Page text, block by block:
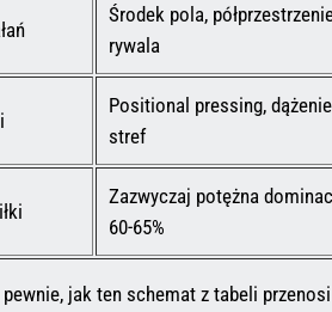
Środek pola,
rywala
Positional pressing,
stref
Zazwyczaj potężna
60-65%
jak ten schemat z tabeli